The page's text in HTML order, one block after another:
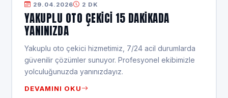
29.04.2026 2 DK
YAKUPLU OTO ÇEKICI 15 DAKİKADA
YANINIZDA
Yakuplu oto çekici hizmetimiz, 7/24 acil durumlarda
güvenilir çözümler sunuyor. Profesyonel ekibimizle
yolculuğunuzda yanınızdayız.
DEVAMINI OKU